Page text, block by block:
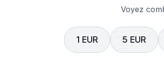
Voyez
1 EUR 5 EUR